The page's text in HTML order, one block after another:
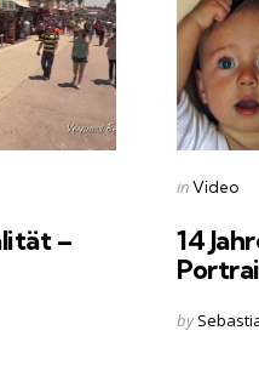
–
Categories
Posted
inVideo
14
Posted
by